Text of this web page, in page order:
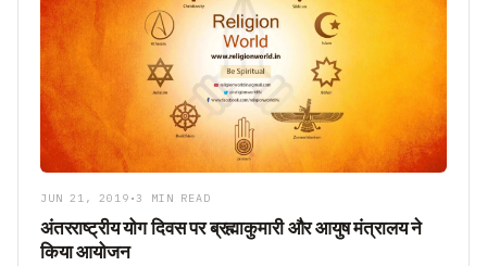
JUN 21, 2019 • 3 MIN READ
अंतरराष्ट्रीय योग दिवस पर ब्रह्माकुमारी और आयुष मंत्रालय ने
किया आयोजन